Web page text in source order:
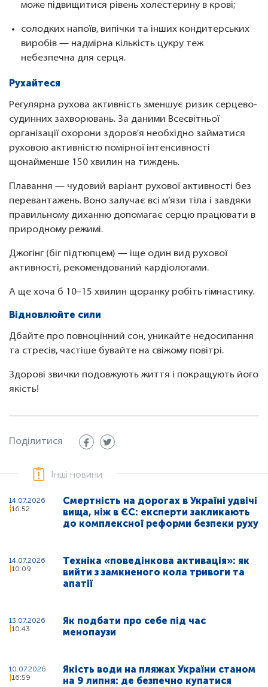
може підвищитися рівень холестерину в крові;
солодких напоїв, випічки та інших кондитерських
виробів — надмірна кількість цукру теж
небезпечна для серця.
Рухайтеся
Регулярна рухова активність зменшує ризик серцево-
судинних захворювань. За даними Всесвітньої
організації охорони здоров'я необхідно займатися
руховою активністю помірної інтенсивності
щонайменше 150 хвилин на тиждень.
Плавання — чудовий варіант рухової активності без
перевантажень. Воно залучає всі м’язи тіла і завдяки
правильному диханню допомагає серцю працювати в
природному режимі.
Джогінг (біг підтюпцем) — іще один вид рухової
активності, рекомендований кардіологами.
А ще хоча б 10–15 хвилин щоранку робіть гімнастику.
Відновлюйте сили
Дбайте про повноцінний сон, уникайте недосипання
та стресів, частіше бувайте на свіжому повітрі.
Здорові звички подовжують життя і покращують його
якість!
Поділитися
Інші новини
14.07.2026
16:52
Смертність на дорогах в Україні удвічі
вища, ніж в ЄС: експерти закликають
до комплексної реформи безпеки руху
14.07.2026
10:09
Техніка «поведінкова активація»: як
вийти з замкненого кола тривоги та
апатії
13.07.2026
10:43
Як подбати про себе під час
менопаузи
10.07.2026
16:59
Якість води на пляжах України станом
на 9 липня: де безпечно купатися